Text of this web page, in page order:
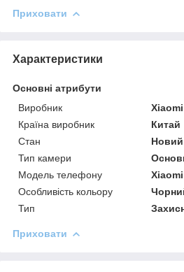
Приховати
Характеристики
Основні атрибути
Виробник
Xiaomi
Країна виробник
Китай
Стан
Новий
Тип камери
Модель телефону
Особливість кольору
Тип
Приховати